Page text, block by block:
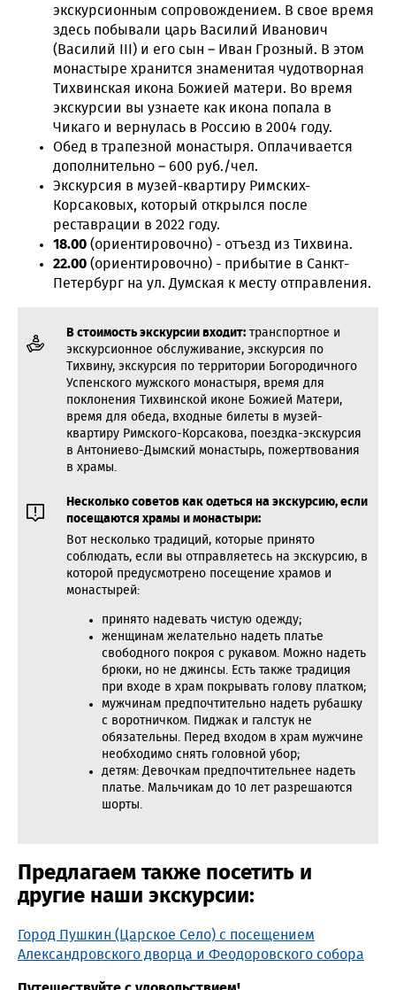
экскурсионным сопровождением. В свое время
здесь побывали царь Василий Иванович
(Василий III) и его сын – Иван Грозный. В этом
монастыре хранится знаменитая чудотворная
Тихвинская икона Божией матери. Во время
экскурсии вы узнаете как икона попала в
Чикаго и вернулась в Россию в 2004 году.
Обед в трапезной монастыря. Оплачивается
дополнительно – 600 руб./чел.
Экскурсия в музей-квартиру Римских-
Корсаковых, который открылся после
реставрации в 2022 году.
18.00 (ориентировочно) - отъезд из Тихвина.
22.00 (ориентировочно) - прибытие в Санкт-
Петербург на ул. Думская к месту отправления.
В стоимость экскурсии входит: транспортное и
экскурсионное обслуживание, экскурсия по
Тихвину, экскурсия по территории Богородичного
Успенского мужского монастыря, время для
поклонения Тихвинской иконе Божией Матери,
время для обеда, входные билеты в музей-
квартиру Римского-Корсакова, поездка-экскурсия
в Антониево-Дымский монастырь, пожертвования
в храмы.
Несколько советов как одеться на экскурсию, если
посещаются храмы и монастыри:
Вот несколько традиций, которые принято
соблюдать, если вы отправляетесь на экскурсию, в
которой предусмотрено посещение храмов и
монастырей:
принято надевать чистую одежду;
женщинам желательно надеть платье
свободного покроя с рукавом. Можно надеть
брюки, но не джинсы. Есть также традиция
при входе в храм покрывать голову платком;
мужчинам предпочтительно надеть рубашку
с воротничком. Пиджак и галстук не
обязательны. Перед входом в храм мужчине
необходимо снять головной убор;
детям: Девочкам предпочтительнее надеть
платье. Мальчикам до 10 лет разрешаются
шорты.
Предлагаем также посетить и
другие наши экскурсии:
Город Пушкин (Царское Село) с посещением
Александровского дворца и Феодоровского собора